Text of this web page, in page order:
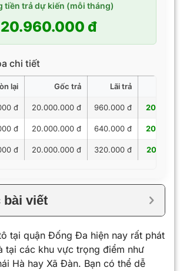
tiền trả dự kiến (mỗi tháng)
20.960.000 đ
chi tiết
lại Gốc trả Lãi trả
đ 20.000.000 đ 960.000 đ
đ 20.000.000 đ 640.000 đ
đ 20.000.000 đ 320.000 đ
bài viết
tại quận Đống Đa hiện nay rất phát
tại các khu vực trọng điểm như
Hà hay Xã Đàn. Bạn có thể dễ